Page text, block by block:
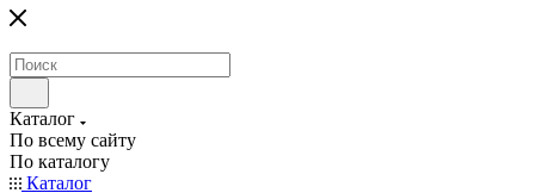
Каталог
По всему сайту
По каталогу
Каталог